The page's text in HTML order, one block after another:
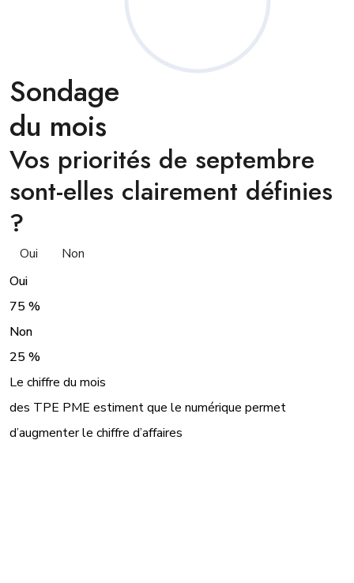
Sondage
du mois
Vos priorités de septembre
sont-elles clairement définies
?
Oui
Non
Oui
75 %
Non
25 %
Le chiffre du mois
des TPE PME estiment que le numérique permet
d’augmenter le chiffre d’affaires